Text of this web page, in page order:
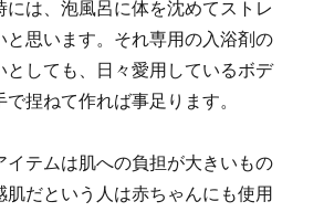
には、泡風呂に体を沈めてストレ
と思います。それ専用の入浴剤の
としても、日々愛用しているボデ
捏ねて作れば事足ります。
イテムは肌への負担が大きいもの
肌だという人は赤ちゃんにも使用